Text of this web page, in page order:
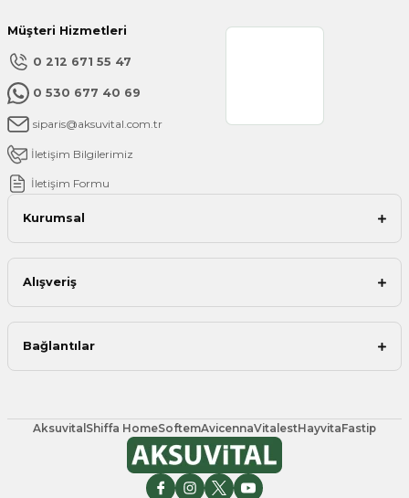
Müşteri Hizmetleri
0 212 671 55 47
0 530 677 40 69
siparis@aksuvital.com.tr
İletişim Bilgilerimiz
İletişim Formu
Kurumsal
Alışveriş
Bağlantılar
AksuvitalShiffa HomeSoftemAvicennaVitalestHayvitaFastip